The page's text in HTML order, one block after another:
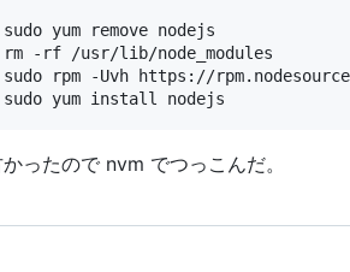
sudo yum remove nodejs
rm -rf /usr/lib/node_modules
sudo rpm -Uvh https://
sudo yum install nodejs
ったので nvm でつっこんだ。